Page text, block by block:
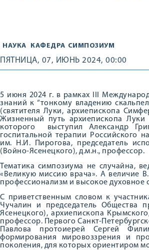
НАУКА КАФЕДРА СИМПОЗИУМ
ПЯТНИЦА, 07, ИЮНЬ 2024, 00:00
5 июня 2024 г. в рамках III
знаний к “тонкому владению
(святителя Луки, архиепископа
Жизненный путь архиепископа
которого выступил Александр
госпитальной терапии Российского
им. Н.И. Пирогова, председатель
(Войно-Ясенецкого), д.м.н., профессор.
Тематика симпозиума не случайна,
«Великую миссию врача». А величие
профессионализм и высокое духовное
С приветственным словом к
Чучалин и председатель Общества
Ясенецкого), архиепископа
профессор. Первого Санкт-
Павлова протоиерей Сергей
формирования мировоззрения и
поколения, для которых ориентиром